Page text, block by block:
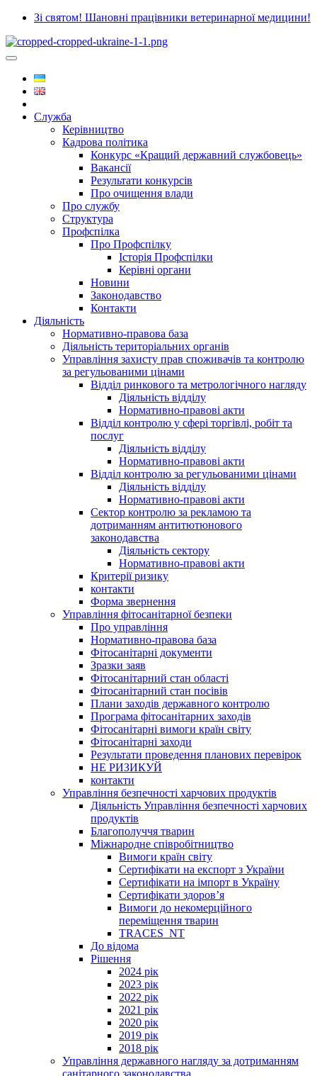
Зі святом! Шановні працівники ветеринарної медицини!
Служба
Керівництво
Кадрова політика
Конкурс «Кращий державний службовець»
Вакансії
Результати конкурсів
Про очищення влади
Про службу
Структура
Профспілка
Про Профспілку
Історія Профспілки
Керівні органи
Новини
Законодавство
Контакти
Діяльність
Нормативно-правова база
Діяльність територіальних органів
Управління захисту прав споживачів та контролю
за регульованими цінами
Відділ ринкового та метрологічного нагляду
Діяльність відділу
Нормативно-правові акти
Відділ контролю у сфері торгівлі, робіт та
послуг
Діяльність відділу
Нормативно-правові акти
Відділ контролю за регульованими цінами
Діяльність відділу
Нормативно-правові акти
Сектор контролю за рекламою та
дотриманням антитютюнового
законодавства
Діяльність сектору
Нормативно-правові акти
Критерії ризику
контакти
Форма звернення
Управління фітосанітарної безпеки
Про управління
Нормативно-правова база
Фітосанітарні документи
Зразки заяв
Фітосанітарний стан області
Фітосанітарний стан посівів
Плани заходів державного контролю
Програма фітосанітарних заходів
Фітосанітарні вимоги країн світу
Фітосанітарні заходи
Результати проведення планових перевірок
НЕ РИЗИКУЙ
контакти
Управління безпечності харчових продуктів
Діяльність Управління безпечності харчових
продуктів
Благополуччя тварин
Міжнародне співробітництво
Вимоги країн світу
Сертифікати на експорт з України
Сертифікати на імпорт в Україну
Сертифікати здоров’я
Вимоги до некомерційного
переміщення тварин
TRACES_NT
До відома
Рішення
2024 рік
2023 рік
2022 рік
2021 рік
2020 рік
2019 рік
2018 рік
Управління державного нагляду за дотриманням
санітарного законодавства